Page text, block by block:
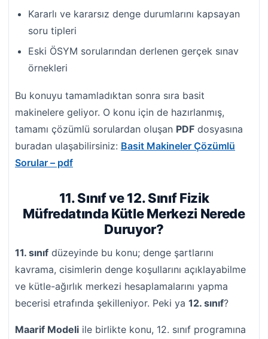
Kararlı ve kararsız denge durumlarını kapsayan
soru tipleri
Eski ÖSYM sorularından derlenen gerçek sınav
örnekleri
Bu konuyu tamamladıktan sonra sıra basit
makinelere geliyor. O konu için de hazırlanmış,
tamamı çözümlü sorulardan oluşan PDF dosyasına
buradan ulaşabilirsiniz: Basit Makineler Çözümlü
Sorular – pdf
11. Sınıf ve 12. Sınıf Fizik
Müfredatında Kütle Merkezi Nerede
Duruyor?
11. sınıf düzeyinde bu konu; denge şartlarını
kavrama, cisimlerin denge koşullarını açıklayabilme
ve kütle-ağırlık merkezi hesaplamalarını yapma
becerisi etrafında şekilleniyor. Peki ya 12. sınıf?
Maarif Modeli ile birlikte konu, 12. sınıf programına